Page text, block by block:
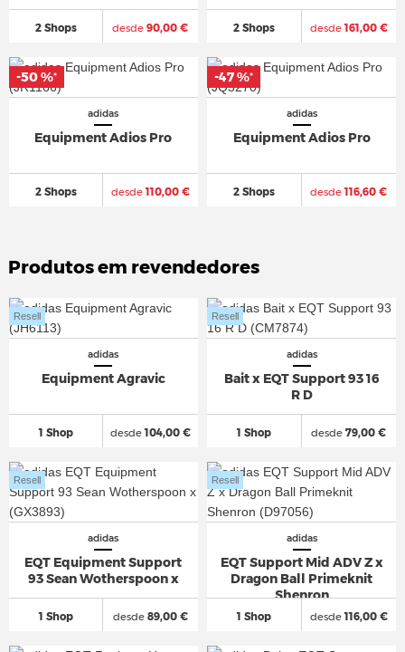
2 Shops desde 90,00 € 2 Shops desde161,00 €
adidas
Equipment Adios Pro
2 Shops desde110,00 €
-50 %*
adidas
Equipment Adios Pro
2 Shops desde116,60 €
-47 %*
Produtos em revendedores
adidas
Equipment Agravic
1 Shop
Resell
desde104,00 €
adidas
Bait x EQT Support 93 16
R D
1 Shop
Resell
desde 79,00 €
adidas
EQT Equipment Support
93 Sean Wotherspoon x
1 Shop
Resell
desde89,00 €
adidas
EQT Support Mid ADV Z x
Dragon Ball Primeknit
Shenron
1 Shop
Resell
desde116,00 €